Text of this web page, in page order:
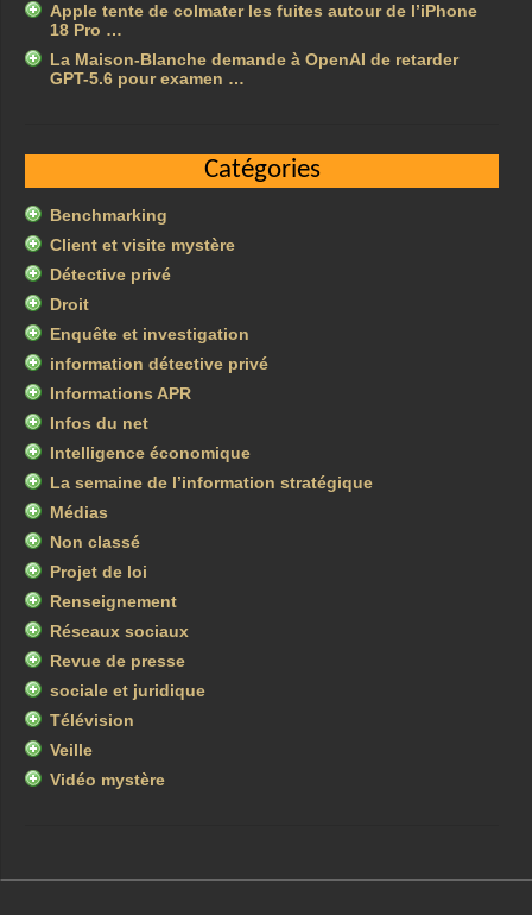
Apple tente de colmater les fuites autour de l’iPhone
18 Pro …
La Maison-Blanche demande à OpenAI de retarder
GPT-5.6 pour examen …
Catégories
Benchmarking
Client et visite mystère
Détective privé
Droit
Enquête et investigation
information détective privé
Informations APR
Infos du net
Intelligence économique
La semaine de l’information stratégique
Médias
Non classé
Projet de loi
Renseignement
Réseaux sociaux
Revue de presse
sociale et juridique
Télévision
Veille
Vidéo mystère